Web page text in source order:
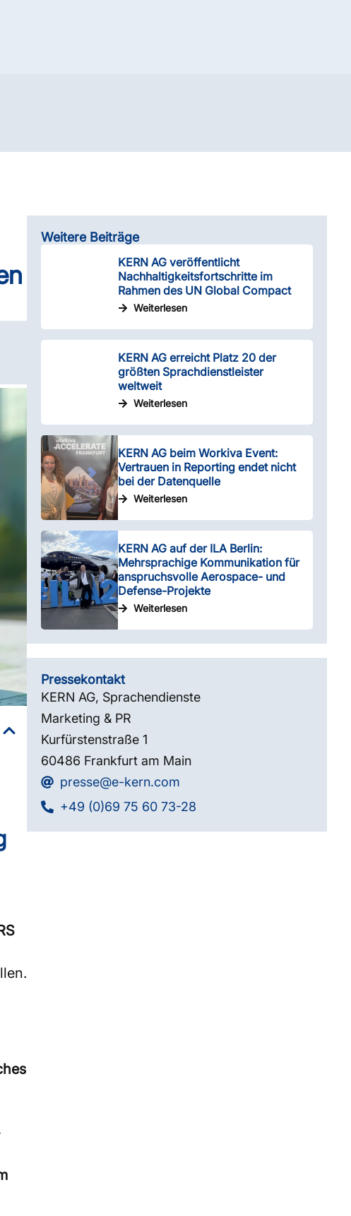
Weitere Beiträge
KERN AG veröffentlicht
Nachhaltigkeitsfortschritte im
Rahmen des UN Global Compact
Weiterlesen
KERN AG erreicht Platz 20 der
größten Sprachdienstleister
weltweit
Weiterlesen
KERN AG beim Workiva Event:
Vertrauen in Reporting endet nicht
bei der Datenquelle
Weiterlesen
KERN AG auf der ILA Berlin:
Mehrsprachige Kommunikation für
anspruchsvolle Aerospace- und
Defense-Projekte
Weiterlesen
Pressekontakt
KERN AG, Sprachendienste
Marketing & PR
Kurfürstenstraße 1
60486 Frankfurt am Main
presse@e-kern.com
+49 (0)69 75 60 73-28